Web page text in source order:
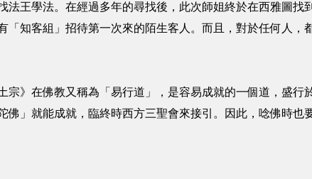
法王學法。在經過多年的尋找後，此次師姐終於在西雅圖找
知客組」招待第一次來的陌生客人。而且，對於任何人，
宗》在佛教又稱為「易行道」，是容易成就的一個道，盛行
佛」就能成就，臨終時西方三聖會來接引。因此，唸佛時也